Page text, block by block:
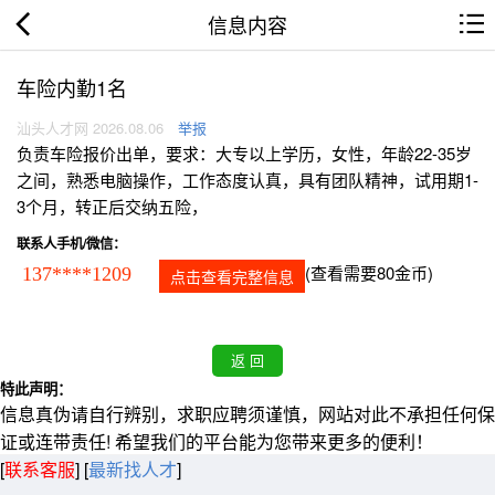
信息内容
车险内勤1名
汕头人才网 2026.08.06 举报
负责车险报价出单，要求：大专以上学历，女性，年龄22-35岁
之间，熟悉电脑操作，工作态度认真，具有团队精神，试用期1-
3个月，转正后交纳五险，
联系人手机/微信：
137****1209 点击查看完整信息 (查看需要80金币)
特此声明：
信息真伪请自行辨别，求职应聘须谨慎，网站对此不承担任何保
证或连带责任! 希望我们的平台能为您带来更多的便利！
[联系客服] [最新找人才]